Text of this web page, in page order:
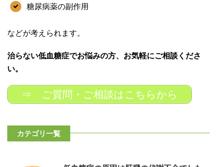
糖尿病薬の副作用
などが考えられます。
治らない低血糖症でお悩みの方、お気軽にご相談くださ
い。
⇒ ご質問・ご相談はこちらから
カテゴリ一覧